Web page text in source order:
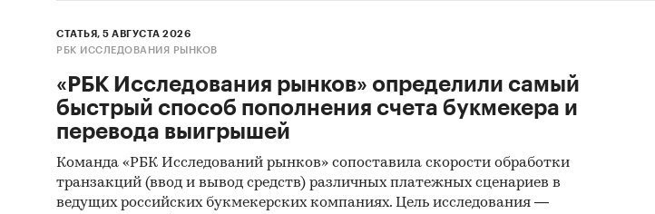
СТАТЬЯ, 5 АВГУСТА 2026
РБК ИССЛЕДОВАНИЯ РЫНКОВ
«РБК Исследования рынков» определили самый
быстрый способ пополнения счета букмекера и
перевода выигрышей
Команда «РБК Исследований рынков» сопоставила скорости обработки
транзакций (ввод и вывод средств) различных платежных сценариев в
ведущих российских букмекерских компаниях. Цель исследования —